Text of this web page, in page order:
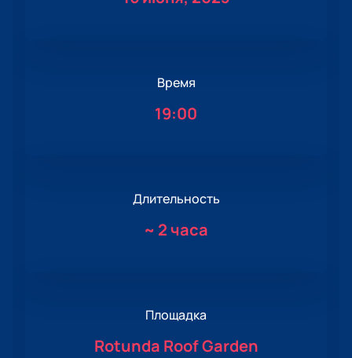
Время
19:00
Длительность
~ 2 часа
Площадка
Rotunda Roof Garden